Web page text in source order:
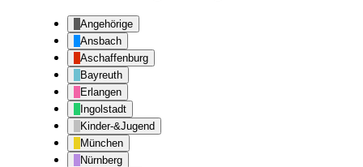
Angehörige
Ansbach
Aschaffenburg
Bayreuth
Erlangen
Ingolstadt
Kinder-&Jugend
München
Nürnberg